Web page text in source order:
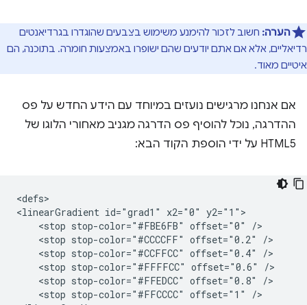
הערה: חשוב לזכור להימנע משימוש בצבעים שהוגדרו בגרדיאנטים
רדיאליים, אלא אם אתם יודעים שהם ישופרו באמצעות חומרה. בתוכנה, הם
איטיים מאוד.
אם אנחנו מרגישים נועזים במיוחד עם הידע החדש על פס
ההדרגה, נוכל להוסיף פס הדרגה מגניב מאחורי הלוגו של
HTML5 על ידי הוספת הקוד הבא:
<defs>
<linearGradient id="grad1" x2="0" y2="1">
    <stop stop-color="#FBE6FB" offset="0" />
    <stop stop-color="#CCCCFF" offset="0.2" />
    <stop stop-color="#CCFFCC" offset="0.4" />
    <stop stop-color="#FFFFCC" offset="0.6" />
    <stop stop-color="#FFEDCC" offset="0.8" />
    <stop stop-color="#FFCCCC" offset="1" />